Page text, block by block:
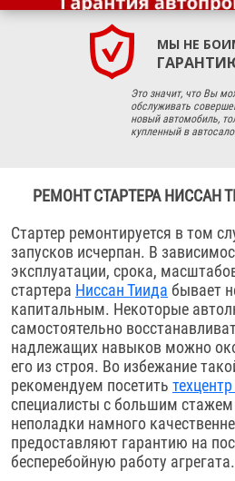
МЫ НЕ
Это значит, что Вы
обслуживать
новый автомобиль,
купленный в
РЕМОНТ СТАРТЕРА НИССАН
Стартер ремонтируется в том
запусков исчерпан. В
эксплуатации, срока,
стартера Ниссан Тиида бывает
капитальным. Некоторые
самостоятельно
надлежащих навыков можно
его из строя. Во избежание
рекомендуем посетить
специалисты с большим
неполадки намного
предоставляют гарантию на
бесперебойную работу агрегата.